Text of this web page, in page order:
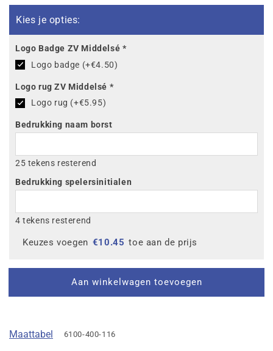
voor
SG
Middelsé
-
De
Skelp
T-
shirt
One
voor
Middelsé
-
De
Skelp
T-
shirt
One
Kies je opties:
Logo Badge ZV Middelsé *
Logo badge (+€4.50)
Logo rug ZV Middelsé *
Logo rug (+€5.95)
Bedrukking naam borst
25 tekens resterend
Bedrukking spelersinitialen
4 tekens resterend
Keuzes voegen €10.45 toe aan de prijs
Aan winkelwagen toevoegen
Maattabel 6100-400-116